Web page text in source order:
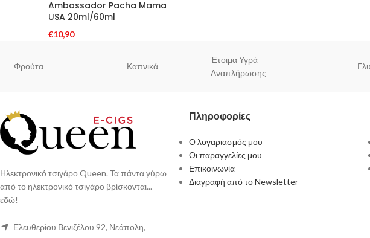
Ambassador Pacha Mama
USA 20ml/60ml
€10,90
Φρούτα Καπνικά
Έτοιμα Υγρά
Αναπλήρωσης
Ηλεκτρονικό τσιγάρο Queen. Τα πάντα γύρω
από το ηλεκτρονικό τσιγάρο βρίσκονται...
εδώ!
Ελευθερίου Βενιζέλου 92, Νεάπολη,
Πληροφορίες
Ο λογαριασμός μου
Οι παραγγελίες μου
Επικοινωνία
Διαγραφή από το Newsletter